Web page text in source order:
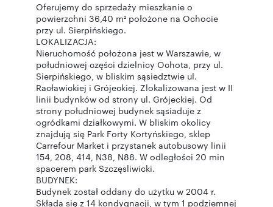
Oferujemy do sprzedaży mieszkanie o
powierzchni 36,40 m² położone na Ochocie
przy ul. Sierpińskiego.
LOKALIZACJA:
Nieruchomość położona jest w Warszawie, w
południowej części dzielnicy Ochota, przy ul.
Sierpińskiego, w bliskim sąsiedztwie ul.
Racławickiej i Grójeckiej. Zlokalizowana jest w II
linii budynków od strony ul. Grójeckiej. Od
strony południowej budynek sąsiaduje z
ogródkami działkowymi. W bliskim okolicy
znajdują się Park Forty Kortyńskiego, sklep
Carrefour Market i przystanek autobusowy linii
154, 208, 414, N38, N88. W odległości 20 min
spacerem park Szczęsliwicki.
BUDYNEK:
Budynek został oddany do użytku w 2004 r.
Składa się z 14 kondygnacji, w tym 1 podziemnej